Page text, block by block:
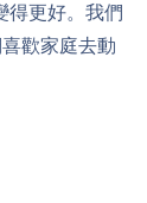
得更好。我們
歡家庭去動